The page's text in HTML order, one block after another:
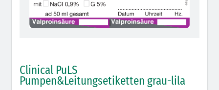
Vasopressoren (hellviolett)
Antihypertonika/Vasodilatantien (hellviolett
Antiemetika (salmon)
Clinical PuLS
Pumpen&Leitungsetiketten grau-lila